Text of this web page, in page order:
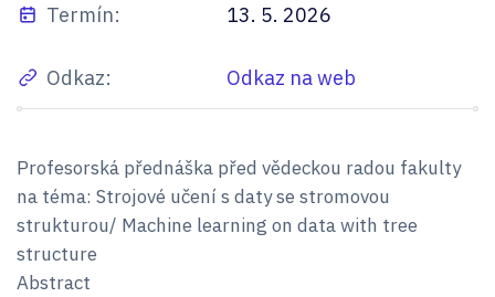
Termín: 13. 5. 2026
Odkaz: Odkaz na web
Profesorská přednáška před vědeckou radou fakulty
na téma: Strojové učení s daty se stromovou
strukturou/ Machine learning on data with tree
structure
Abstract